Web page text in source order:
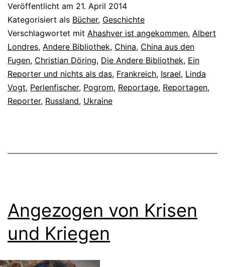
Veröffentlicht am 21. April 2014
Kategorisiert als Bücher, Geschichte
Verschlagwortet mit Ahashver ist angekommen, Albert
Londres, Andere Bibliothek, China, China aus den
Fugen, Christian Döring, Die Andere Bibliothek, Ein
Reporter und nichts als das, Frankreich, Israel, Linda
Vogt, Perlenfischer, Pogrom, Reportage, Reportagen,
Reporter, Russland, Ukraine
Angezogen von Krisen
und Kriegen